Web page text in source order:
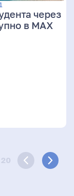
20
через
в МАХ